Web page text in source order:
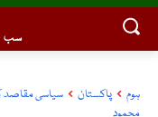
سب
ہوم پاکستان
سیاسی مقاصد